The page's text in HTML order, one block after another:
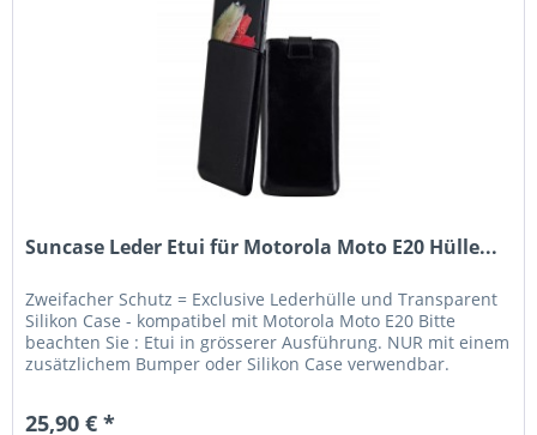
Suncase Leder Etui für Motorola Moto E20 Hülle...
Zweifacher Schutz = Exclusive Lederhülle und Transparent
Silikon Case - kompatibel mit Motorola Moto E20 Bitte
beachten Sie : Etui in grösserer Ausführung. NUR mit einem
zusätzlichem Bumper oder Silikon Case verwendbar.
25,90 € *